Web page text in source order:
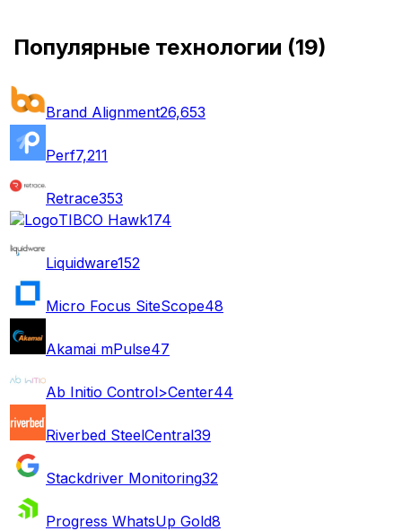
Популярные технологии (19)
Brand Alignment26,653
Perf7,211
Retrace353
TIBCO Hawk174
Liquidware152
Micro Focus SiteScope48
Akamai mPulse47
Ab Initio Control>Center44
Riverbed SteelCentral39
Stackdriver Monitoring32
Progress WhatsUp Gold8